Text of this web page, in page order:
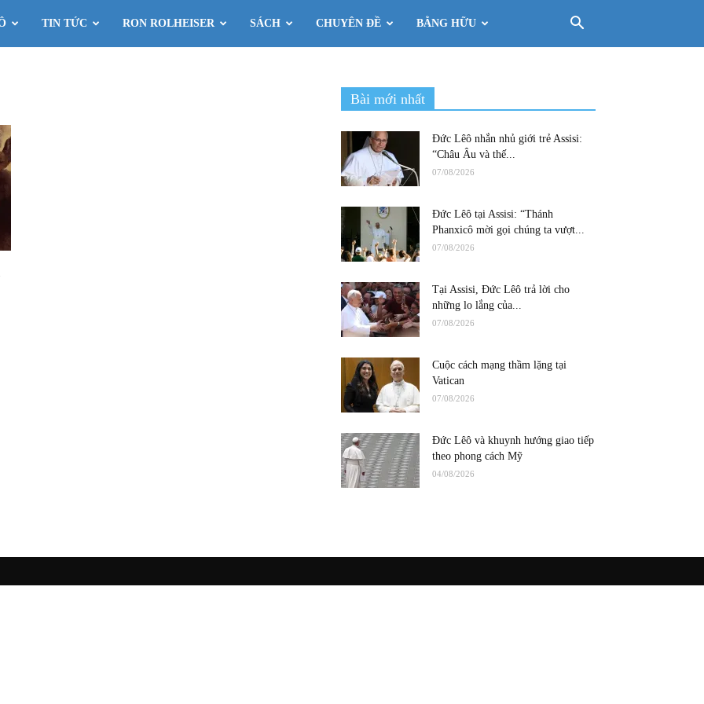
TIN TỨC RON ROLHEISER SÁCH CHUYÊN ĐỀ BẰNG HỮU
Bài mới nhất
Đức Lêô nhắn nhủ giới trẻ Assisi:
“Châu Âu và thế...
07/08/2026
Đức Lêô tại Assisi: “Thánh
Phanxicô mời gọi chúng ta vượt...
07/08/2026
Tại Assisi, Đức Lêô trả lời cho
những lo lắng của...
07/08/2026
Cuộc cách mạng thầm lặng tại
Vatican
07/08/2026
Đức Lêô và khuynh hướng giao tiếp
theo phong cách Mỹ
04/08/2026